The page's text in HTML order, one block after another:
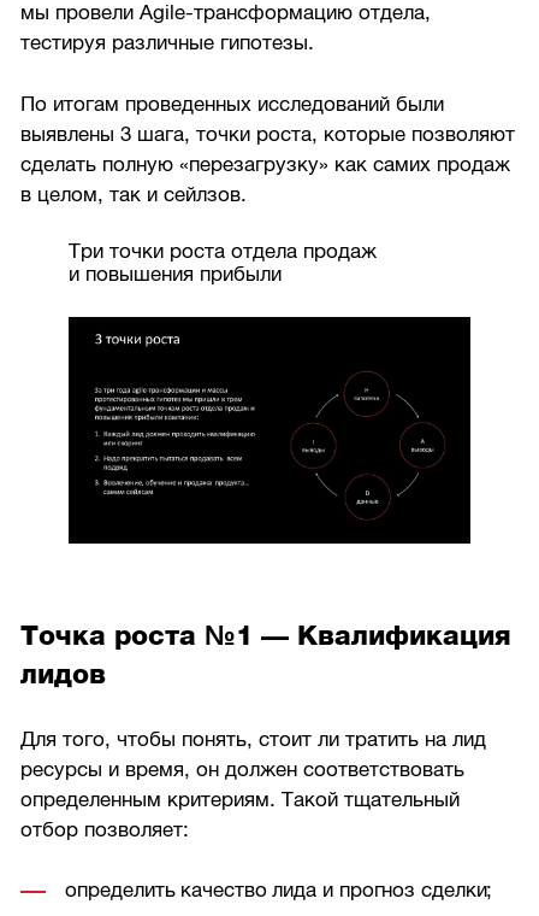
мы провели Agile-трансформацию отдела,
тестируя различные гипотезы.
По итогам проведенных исследований были
выявлены 3 шага, точки роста, которые позволяют
сделать полную «перезагрузку» как самих продаж
в целом, так и сейлзов.
Три точки роста отдела продаж
и повышения прибыли
Точка роста №1 — Квалификация
лидов
Для того, чтобы понять, стоит ли тратить на лид
ресурсы и время, он должен соответствовать
определенным критериям. Такой тщательный
отбор позволяет:
определить качество лида и прогноз сделки;